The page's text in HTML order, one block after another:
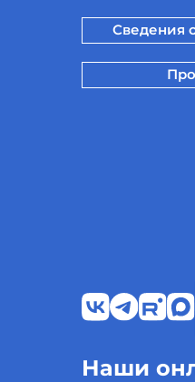
Сведения
Наши